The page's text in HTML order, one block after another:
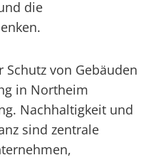
die
Schutz von Gebäuden
in Northeim
Nachhaltigkeit und
sind zentrale